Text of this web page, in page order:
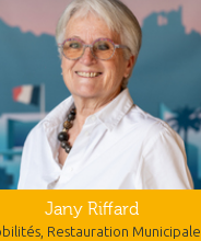
Jany Riffard
Restauration Municipale